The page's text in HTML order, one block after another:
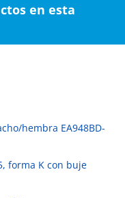
en esta
hembra EA948BD-
forma K con buje